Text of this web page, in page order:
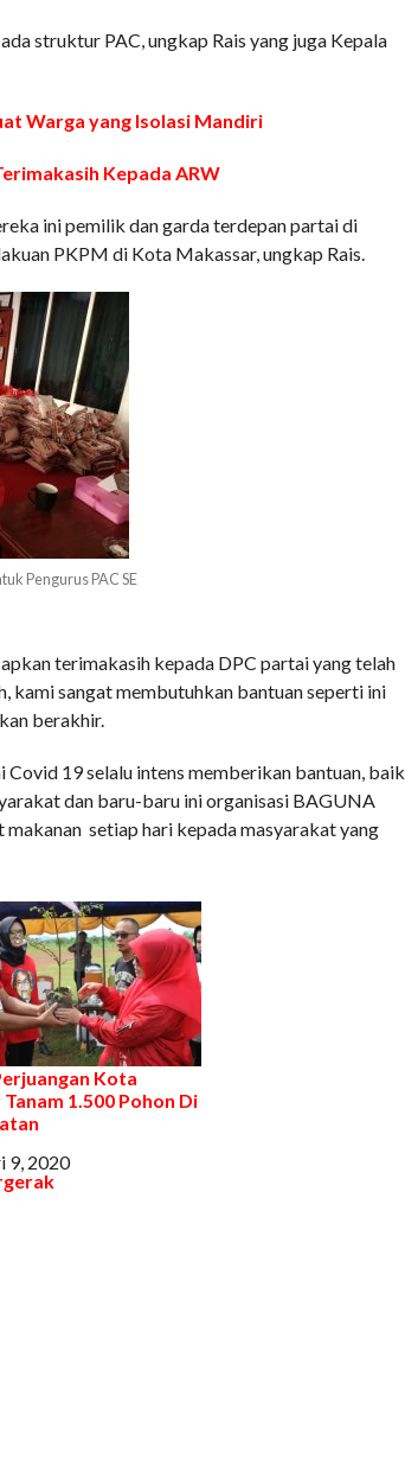
struktur PAC, ungkap Rais yang juga Kepala
Warga yang Isolasi Mandiri
Kepada ARW
ini pemilik dan garda terdepan partai di
PKPM di Kota Makassar, ungkap Rais.
Pengurus PAC SE
terimakasih kepada DPC partai yang telah
kami sangat membutuhkan bantuan seperti ini
berakhir.
Covid 19 selalu intens memberikan bantuan, baik
dan baru-baru ini organisasi BAGUNA
setiap hari kepada masyarakat yang
Kota
1.500 Pohon Di
9, 2020
dengan